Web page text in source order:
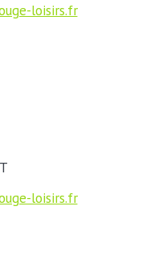
loisirs.fr
loisirs.fr